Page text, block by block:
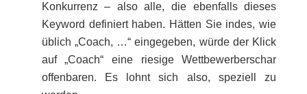
Konkurrenz – also alle, die ebenfalls dieses
Keyword definiert haben. Hätten Sie indes, wie
üblich „Coach, …“ eingegeben, würde der Klick
auf „Coach“ eine riesige Wettbewerberschar
offenbaren. Es lohnt sich also, speziell zu